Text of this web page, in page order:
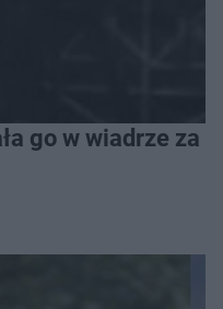
go w wiadrze za